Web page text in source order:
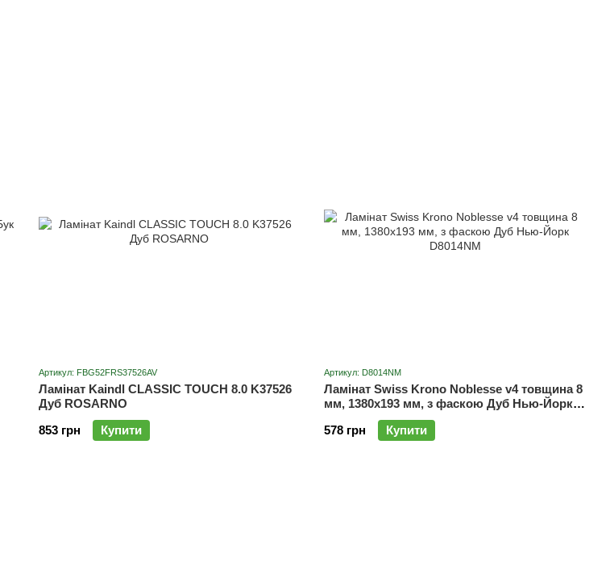
Артикул: FBG52FRS37526AV
Ламінат Kaindl CLASSIC TOUCH 8.0 K37526
Дуб ROSARNO
853 грн
Купити
Артикул: D8014NM
Ламінат Swiss Krono Noblesse v4 товщина 8
мм, 1380x193 мм, з фаскою Дуб Нью-Йорк
D8014NM
578 грн
Купити